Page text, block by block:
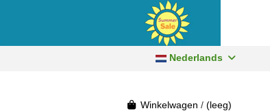
Nederlands
Winkelwagen / (leeg)